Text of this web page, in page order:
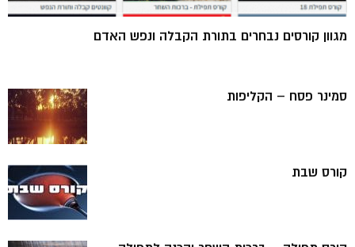
מגוון קורסים נבחרים בתורת הקבלה ונפש האדם
סמינר פסח – הקליפות
קורס שבת